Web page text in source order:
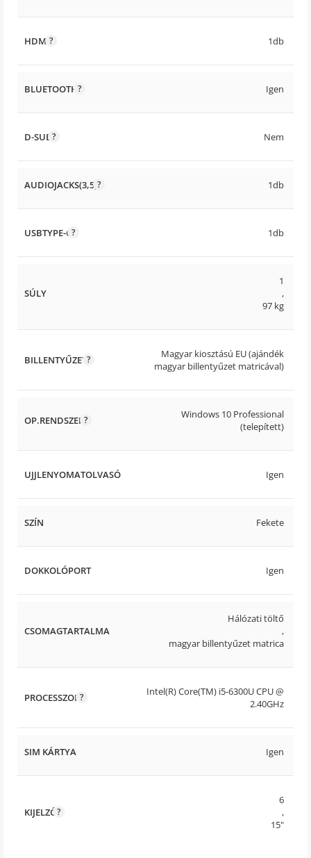
HDMI 1db
BLUETOOTH Igen
D-SUB Nem
AUDIOJACKS(3,5) 1db
USBTYPE-C 1db
SÚLY
1
,
97 kg
BILLENTYŰZET
Magyar kiosztású EU (ajándék
magyar billentyűzet matricával)
OP.RENDSZER
Windows 10 Professional
(telepített)
UJJLENYOMATOLVASÓ Igen
SZÍN Fekete
DOKKOLÓPORT Igen
CSOMAGTARTALMA
Hálózati töltő
,
magyar billentyűzet matrica
PROCESSZOR
Intel(R) Core(TM) i5-6300U CPU @
2.40GHz
SIM KÁRTYA Igen
KIJELZŐ
6
,
15"